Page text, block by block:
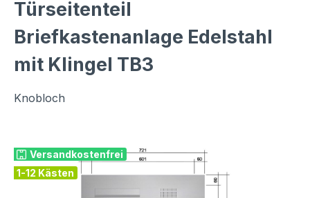
Türseitenteil
Briefkastenanlage Edelstahl
mit Klingel TB3
Knobloch
Versandkostenfrei
1-12 Kästen